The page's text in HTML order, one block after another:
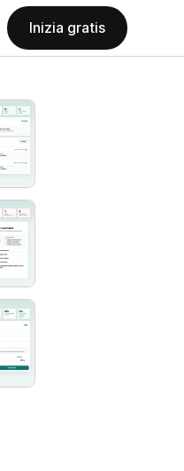
Inizia gratis